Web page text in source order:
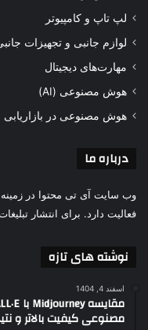
لپ تاپ و کامپیوتر
لوازم جانبی و تجهیزات
مهارت‌های دیجیتال
هوش مصنوعی (AI)
هوش مصنوعی در بازاریابی
درباره ما
وب سایت آی تی محتوا در
فعالیت دارد. برای انتشار
نوشته های تازه
اسفند 4, 1404
مصنوعی کیفیت بالاتر و